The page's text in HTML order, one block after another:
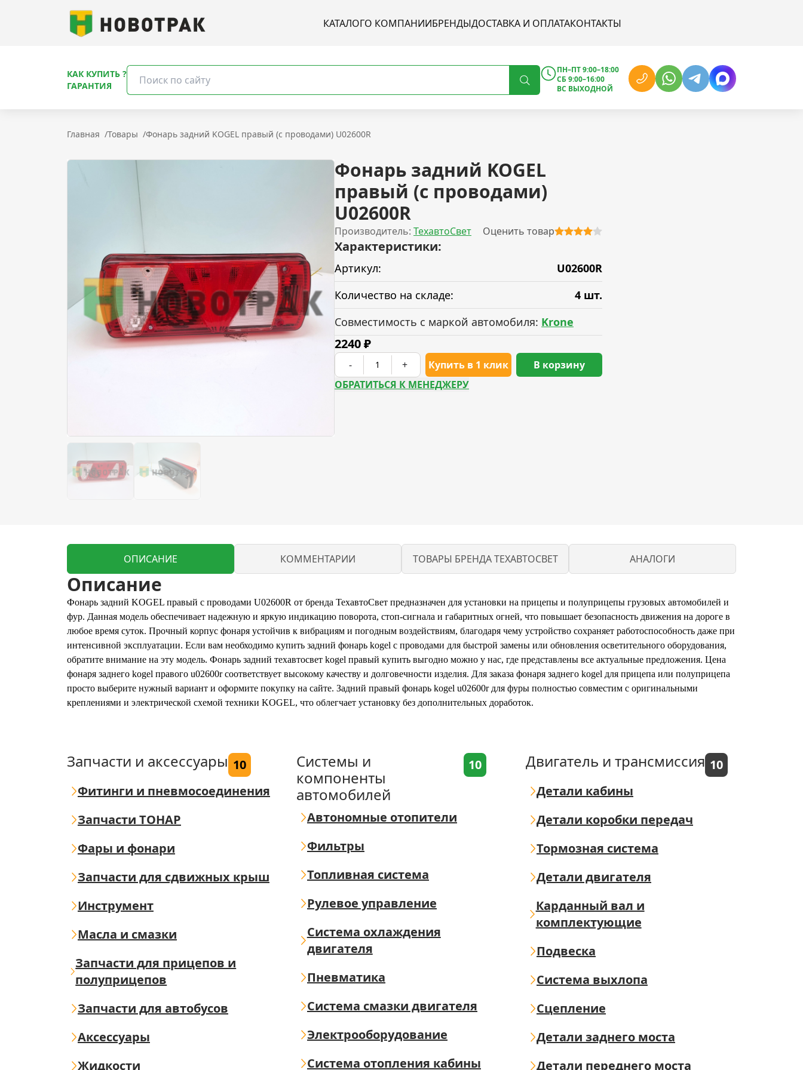
КАТАЛОГО КОМПАНИИБРЕНДЫДОСТАВКА И ОПЛАТАКОНТАКТЫ
КАК КУПИТЬ ?
ГАРАНТИЯ
ПН–ПТ 9:00–18:00
СБ 9:00–16:00
ВС ВЫХОДНОЙ
Главная /Товары /Фонарь задний KOGEL правый (с проводами) U02600R
Фонарь задний KOGEL
правый (с проводами)
U02600R
Производитель: ТехавтоСвет Оценить товар
Характеристики:
Артикул:
U02600R
Количество на складе:
4 шт.
Совместимость с маркой автомобиля: Krone
2240₽
- + Купить в 1 клик
В корзину
ОБРАТИТЬСЯ К МЕНЕДЖЕРУ
ОПИСАНИЕ КОММЕНТАРИИ ТОВАРЫ БРЕНДА ТЕХАВТОСВЕТ АНАЛОГИ
Описание
Фонарь задний KOGEL правый с проводами U02600R от бренда ТехавтоСвет предназначен для установки на прицепы и полуприцепы грузовых автомобилей и
фур. Данная модель обеспечивает надежную и яркую индикацию поворота, стоп-сигнала и габаритных огней, что повышает безопасность движения на дороге в
любое время суток. Прочный корпус фонаря устойчив к вибрациям и погодным воздействиям, благодаря чему устройство сохраняет работоспособность даже при
интенсивной эксплуатации. Если вам необходимо купить задний фонарь kogel с проводами для быстрой замены или обновления осветительного оборудования,
обратите внимание на эту модель. Фонарь задний техавтосвет kogel правый купить выгодно можно у нас, где представлены все актуальные предложения. Цена
фонаря заднего kogel правого u02600r соответствует высокому качеству и долговечности изделия. Для заказа фонаря заднего kogel для прицепа или полуприцепа
просто выберите нужный вариант и оформите покупку на сайте. Задний правый фонарь kogel u02600r для фуры полностью совместим с оригинальными
креплениями и электрической схемой техники KOGEL, что облегчает установку без дополнительных доработок.
Запчасти и аксессуары 10
Фитинги и пневмосоединения
Запчасти ТОНАР
Фары и фонари
Запчасти для сдвижных крыш
Инструмент
Масла и смазки
Запчасти для прицепов и
полуприцепов
Запчасти для автобусов
Аксессуары
Жидкости
Системы и
компоненты
автомобилей
10
Автономные отопители
Фильтры
Топливная система
Рулевое управление
Система охлаждения
двигателя
Пневматика
Система смазки двигателя
Электрооборудование
Система отопления кабины
Двигатель и трансмиссия 10
Детали кабины
Детали коробки передач
Тормозная система
Детали двигателя
Карданный вал и
комплектующие
Подвеска
Система выхлопа
Сцепление
Детали заднего моста
Детали переднего моста